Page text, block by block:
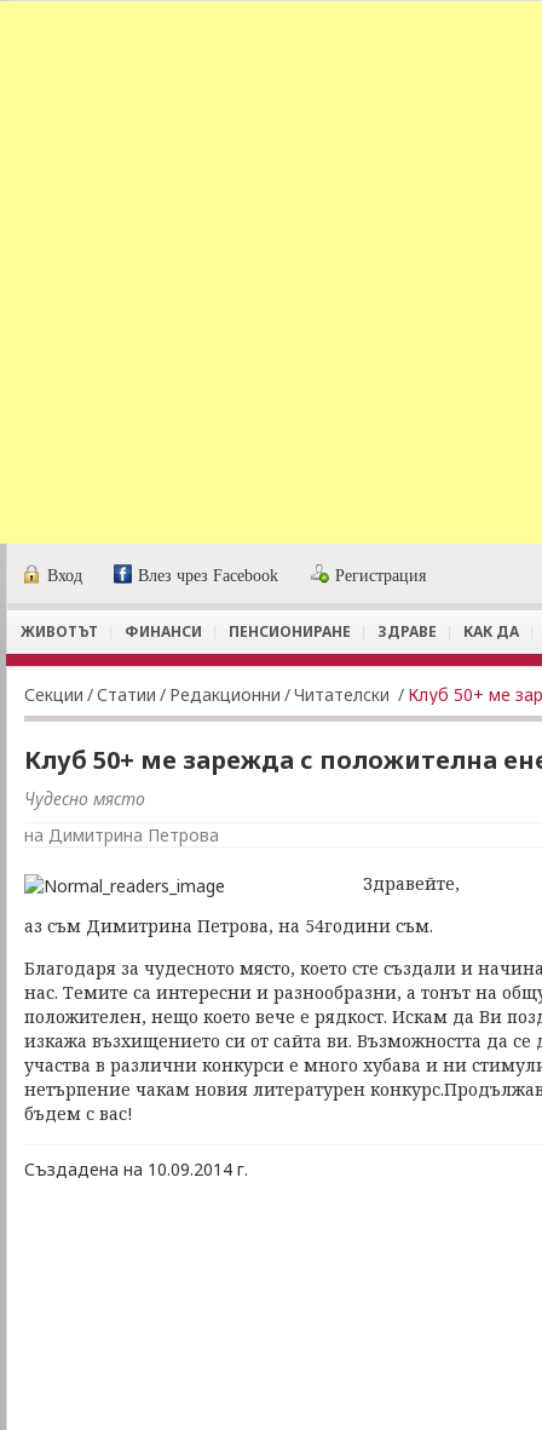
Вход Влез чрез Facebook Регистрация
ЖИВОТЪТ ФИНАНСИ ПЕНСИОНИРАНЕ ЗДРАВЕ КАК ДА
Секции /Статии / Редакционни /Читателски / Клуб 50+ ме
Клуб 50+ ме зарежда с положителна
Чудесно място
на Димитрина Петрова
Здравейте,
аз съм Димитрина Петрова, на 54години съм.
Благодаря за чудесното място, което сте създали и
нас. Темите са интересни и разнообразни, а тонът на
положителен, нещо което вече е рядкост. Искам да Ви
изкажа възхищението си от сайта ви. Възможността да
участва в различни конкурси е много хубава и ни
нетърпение чакам новия литературен
бъдем с вас!
Създадена на 10.09.2014 г.